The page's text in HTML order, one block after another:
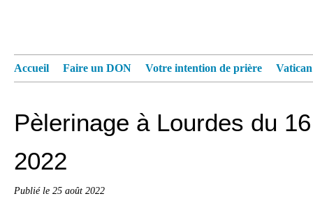
Accueil Faire un DON Votre intention de prière
Pèlerinage à Lourdes du
2022
Publié le 25 août 2022